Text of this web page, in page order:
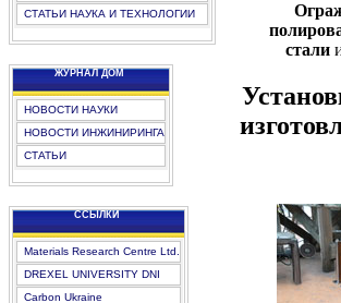
СТАТЬИ НАУКА И ТЕХНОЛОГИИ
ЖУРНАЛ ДОМ
НОВОСТИ НАУКИ
НОВОСТИ ИНЖИНИРИНГА
СТАТЬИ
CCЫЛКИ
Materials Research Centre Ltd.
DREXEL UNIVERSITY DNI
Carbon Ukraine
стали